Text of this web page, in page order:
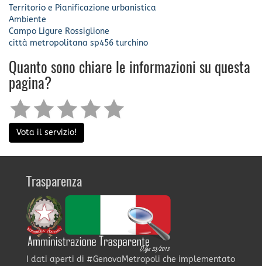
Territorio e Pianificazione urbanistica
Ambiente
Campo Ligure Rossiglione
città metropolitana sp456 turchino
Quanto sono chiare le informazioni su questa
pagina?
Vota il servizio!
Trasparenza
I dati aperti di #GenovaMetropoli che implementato